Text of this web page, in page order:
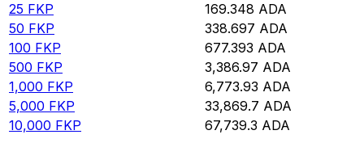
25 FKP 169.348 ADA
50 FKP 338.697 ADA
100 FKP 677.393 ADA
500 FKP 3,386.97 ADA
1,000 FKP 6,773.93 ADA
5,000 FKP 33,869.7 ADA
10,000 FKP 67,739.3 ADA